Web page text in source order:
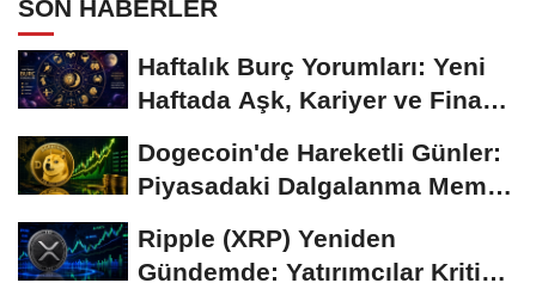
SON HABERLER
Haftalık Burç Yorumları: Yeni
Haftada Aşk, Kariyer ve Finans
Dogecoin'de Hareketli Günler:
Piyasadaki Dalgalanma Meme
Ripple (XRP) Yeniden
Gündemde: Yatırımcılar Kritik